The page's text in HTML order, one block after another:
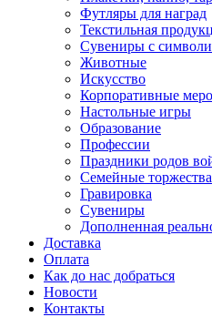
Футляры для наград
Текстильная
Сувениры с
Животные
Искусство
Корпоративные
Настольные игры
Образование
Профессии
Праздники родов
Семейные торжества
Гравировка
Сувениры
Дополненная
Доставка
Оплата
Как до нас добраться
Новости
Контакты